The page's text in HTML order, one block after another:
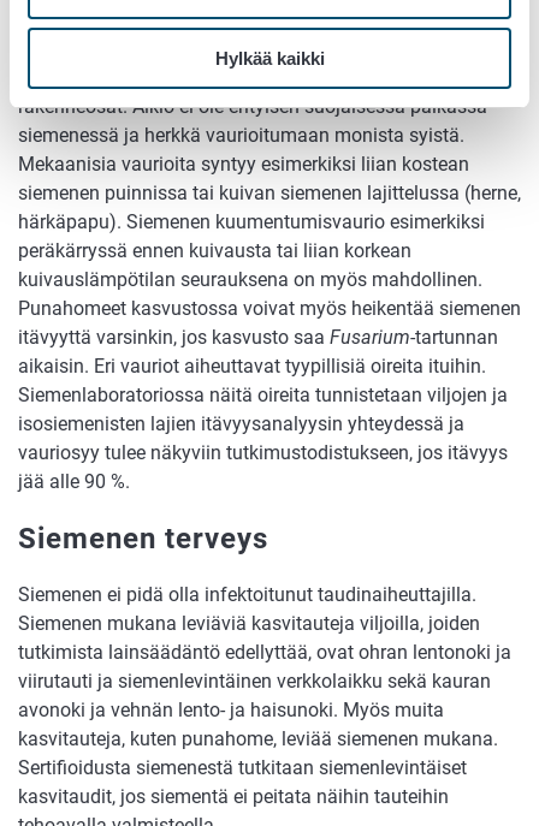
Hylkää kaikki
Fysiologinen laatu on herkkä asia. Herkkyys johtuu täysin
siitä, että elävyys ja elinvoima heijastavat puhtaasti
rakenneosat. Alkio ei ole erityisen suojaisessa paikassa
siemenessä ja herkkä vaurioitumaan monista syistä.
Mekaanisia vaurioita syntyy esimerkiksi liian kostean
siemenen puinnissa tai kuivan siemenen lajittelussa (herne,
härkäpapu). Siemenen kuumentumisvaurio esimerkiksi
peräkärryssä ennen kuivausta tai liian korkean
kuivauslämpötilan seurauksena on myös mahdollinen.
Punahomeet kasvustossa voivat myös heikentää siemenen
itävyyttä varsinkin, jos kasvusto saa Fusarium-tartunnan
aikaisin. Eri vauriot aiheuttavat tyypillisiä oireita ituihin.
Siemenlaboratoriossa näitä oireita tunnistetaan viljojen ja
isosiemenisten lajien itävyysanalyysin yhteydessä ja
vauriosyy tulee näkyviin tutkimustodistukseen, jos itävyys
jää alle 90 %.
Siemenen terveys
Siemenen ei pidä olla infektoitunut taudinaiheuttajilla.
Siemenen mukana leviäviä kasvitauteja viljoilla, joiden
tutkimista lainsäädäntö edellyttää, ovat ohran lentonoki ja
viirutauti ja siemenlevintäinen verkkolaikku sekä kauran
avonoki ja vehnän lento- ja haisunoki. Myös muita
kasvitauteja, kuten punahome, leviää siemenen mukana.
Sertifioidusta siemenestä tutkitaan siemenlevintäiset
kasvitaudit, jos siementä ei peitata näihin tauteihin